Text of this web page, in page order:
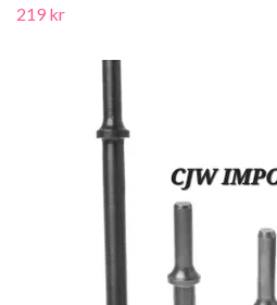
219 kr